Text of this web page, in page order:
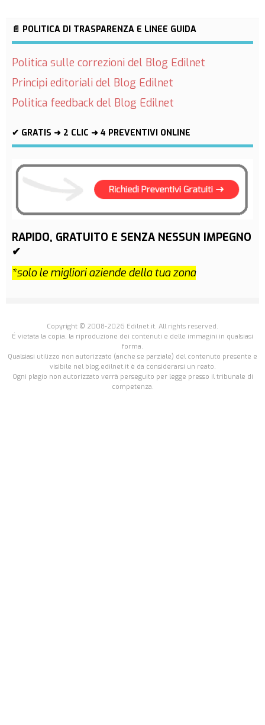
📄 POLITICA DI TRASPARENZA E LINEE GUIDA
Politica sulle correzioni del Blog Edilnet
Principi editoriali del Blog Edilnet
Politica feedback del Blog Edilnet
✔ GRATIS ➜ 2 CLIC ➜ 4 PREVENTIVI ONLINE
RAPIDO, GRATUITO E SENZA NESSUN IMPEGNO
✔
*solo le migliori aziende della tua zona
Copyright © 2008-2026 Edilnet.it. All rights reserved.
É vietata la copia, la riproduzione dei contenuti e delle immagini in qualsiasi
forma.
Qualsiasi utilizzo non autorizzato (anche se parziale) del contenuto presente e
visibile nel blog.edilnet.it è da considerarsi un reato.
Ogni plagio non autorizzato verrà perseguito per legge presso il tribunale di
competenza.